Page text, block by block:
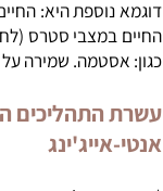
ישנה נטייה
תזונה מתאימה
היא: החיים בעיר –
סטרס (לחץ). הנ"ל